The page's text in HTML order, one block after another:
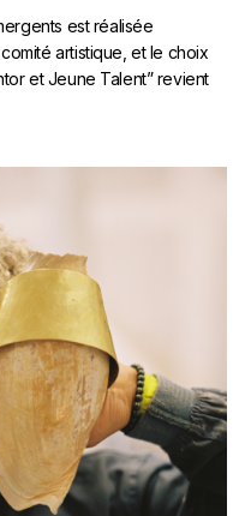
est réalisée
artistique, et le choix
et Jeune Talent” revient